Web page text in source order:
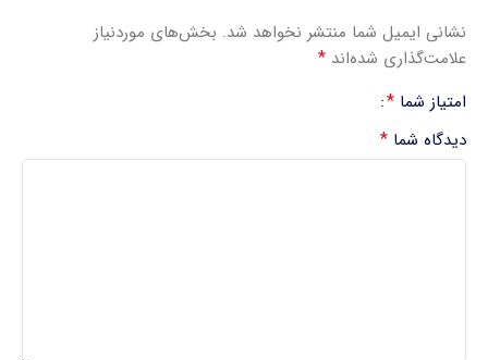
نشانی ایمیل شما منتشر نخواهد شد. بخش‌های موردنیاز
علامت‌گذاری شده‌اند *
امتیاز شما *
دیدگاه شما *